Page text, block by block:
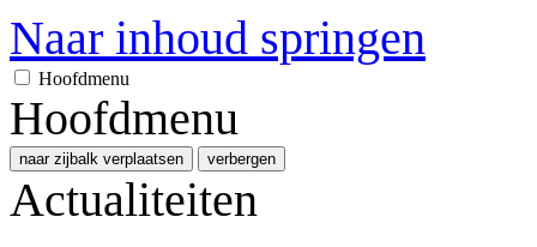
Naar inhoud springen
Hoofdmenu
Hoofdmenu
naar zijbalk verplaatsen verbergen
Actualiteiten